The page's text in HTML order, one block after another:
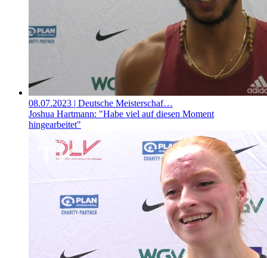
08.07.2023 | Deutsche Meisterschaf…
Joshua Hartmann: "Habe viel auf diesen Moment
hingearbeitet"